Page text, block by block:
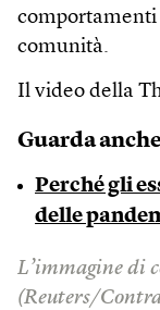
comportamenti
comunità.
Il video della
Guarda
Perché gli
delle
L’immagine di
(Reuters/